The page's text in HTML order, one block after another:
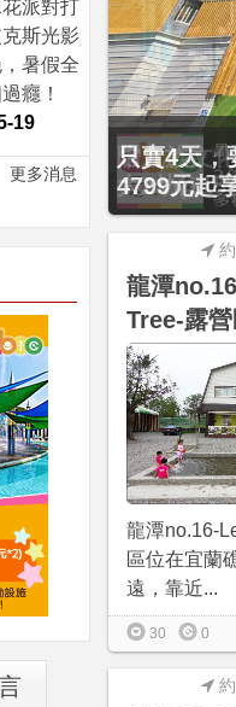
派對打
斯光影
暑假全
癮！
19
更多消息
只賣4天，
4799元起
龍潭
Tree-露
龍潭no.16-
區位在宜蘭
遠，靠近...
30 0